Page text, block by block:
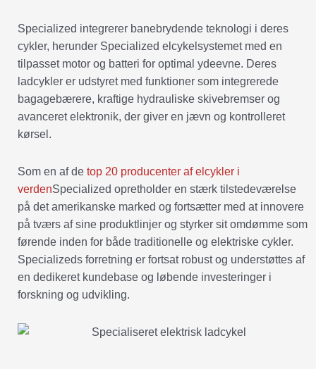
Specialized integrerer banebrydende teknologi i deres
cykler, herunder Specialized elcykelsystemet med en
tilpasset motor og batteri for optimal ydeevne. Deres
ladcykler er udstyret med funktioner som integrerede
bagagebærere, kraftige hydrauliske skivebremser og
avanceret elektronik, der giver en jævn og kontrolleret
kørsel.
Som en af de top 20 producenter af elcykler i
verdenSpecialized opretholder en stærk tilstedeværelse
på det amerikanske marked og fortsætter med at innovere
på tværs af sine produktlinjer og styrker sit omdømme som
førende inden for både traditionelle og elektriske cykler.
Specializeds forretning er fortsat robust og understøttes af
en dedikeret kundebase og løbende investeringer i
forskning og udvikling.